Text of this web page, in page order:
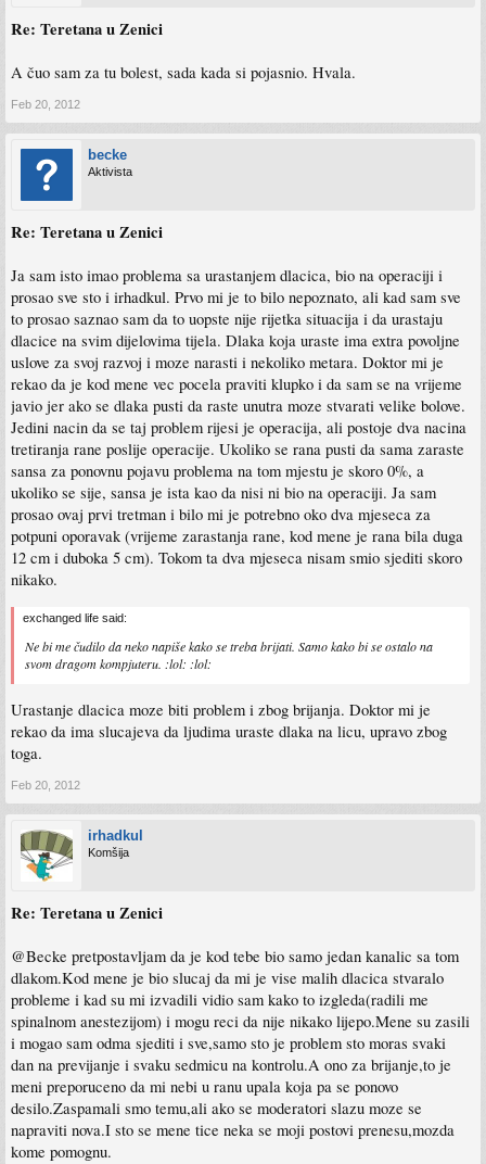
Re: Teretana u Zenici
A čuo sam za tu bolest, sada kada si pojasnio. Hvala.
Feb 20, 2012
becke
Aktivista
Re: Teretana u Zenici
Ja sam isto imao problema sa urastanjem dlacica, bio na operaciji i
prosao sve sto i irhadkul. Prvo mi je to bilo nepoznato, ali kad sam sve
to prosao saznao sam da to uopste nije rijetka situacija i da urastaju
dlacice na svim dijelovima tijela. Dlaka koja uraste ima extra povoljne
uslove za svoj razvoj i moze narasti i nekoliko metara. Doktor mi je
rekao da je kod mene vec pocela praviti klupko i da sam se na vrijeme
javio jer ako se dlaka pusti da raste unutra moze stvarati velike bolove.
Jedini nacin da se taj problem rijesi je operacija, ali postoje dva nacina
tretiranja rane poslije operacije. Ukoliko se rana pusti da sama zaraste
sansa za ponovnu pojavu problema na tom mjestu je skoro 0%, a
ukoliko se sije, sansa je ista kao da nisi ni bio na operaciji. Ja sam
prosao ovaj prvi tretman i bilo mi je potrebno oko dva mjeseca za
potpuni oporavak (vrijeme zarastanja rane, kod mene je rana bila duga
12 cm i duboka 5 cm). Tokom ta dva mjeseca nisam smio sjediti skoro
nikako.
exchanged life said:
Ne bi me čudilo da neko napiše kako se treba brijati. Samo kako bi se ostalo na
svom dragom kompjuteru. :lol: :lol:
Urastanje dlacica moze biti problem i zbog brijanja. Doktor mi je
rekao da ima slucajeva da ljudima uraste dlaka na licu, upravo zbog
toga.
Feb 20, 2012
irhadkul
Komšija
Re: Teretana u Zenici
@Becke pretpostavljam da je kod tebe bio samo jedan kanalic sa tom
dlakom.Kod mene je bio slucaj da mi je vise malih dlacica stvaralo
probleme i kad su mi izvadili vidio sam kako to izgleda(radili me
spinalnom anestezijom) i mogu reci da nije nikako lijepo.Mene su zasili
i mogao sam odma sjediti i sve,samo sto je problem sto moras svaki
dan na previjanje i svaku sedmicu na kontrolu.A ono za brijanje,to je
meni preporuceno da mi nebi u ranu upala koja pa se ponovo
desilo.Zaspamali smo temu,ali ako se moderatori slazu moze se
napraviti nova.I sto se mene tice neka se moji postovi prenesu,mozda
kome pomognu.